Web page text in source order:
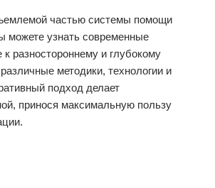
частью системы помощи
можете узнать современные
разностороннему и глубокому
методики, технологии и
подход делает
принося максимальную пользу